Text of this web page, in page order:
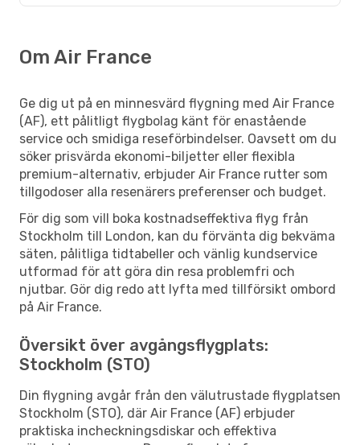
Om Air France
Ge dig ut på en minnesvärd flygning med Air France
(AF), ett pålitligt flygbolag känt för enastående
service och smidiga reseförbindelser. Oavsett om du
söker prisvärda ekonomi-biljetter eller flexibla
premium-alternativ, erbjuder Air France rutter som
tillgodoser alla resenärers preferenser och budget.
För dig som vill boka kostnadseffektiva flyg från
Stockholm till London, kan du förvänta dig bekväma
säten, pålitliga tidtabeller och vänlig kundservice
utformad för att göra din resa problemfri och
njutbar. Gör dig redo att lyfta med tillförsikt ombord
på Air France.
Översikt över avgångsflygplats:
Stockholm (STO)
Din flygning avgår från den välutrustade flygplatsen
Stockholm (STO), där Air France (AF) erbjuder
praktiska incheckningsdiskar och effektiva